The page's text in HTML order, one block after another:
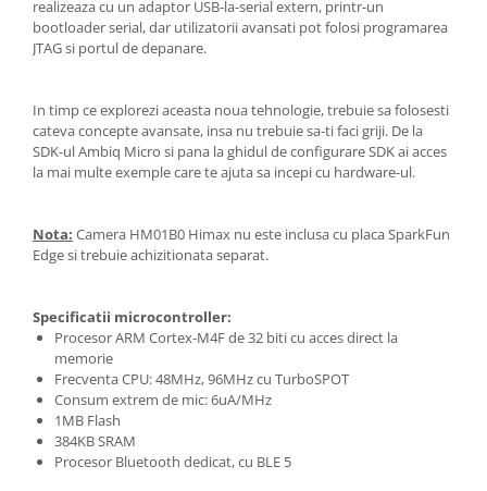
Puzzle mecanic Ugears
Organizator de chei Wunderkey
Qbrix
Puzzle lemn Cluebox
Jocuri de societate
3D Printer & CNC
Altele
Driver
Altele
Servo
Stepper
realizeaza cu un adaptor USB-la-serial extern, printr-un
bootloader serial, dar utilizatorii avansati pot folosi programarea
JTAG si portul de depanare.
In timp ce explorezi aceasta noua tehnologie, trebuie sa folosesti
cateva concepte avansate, insa nu trebuie sa-ti faci griji. De la
SDK-ul Ambiq Micro si pana la ghidul de configurare SDK ai acces
la mai multe exemple care te ajuta sa incepi cu hardware-ul.
Nota: Camera HM01B0 Himax nu este inclusa cu placa SparkFun
Edge si trebuie achizitionata separat.
Specificatii microcontroller:
Procesor ARM Cortex-M4F de 32 biti cu acces direct la
memorie
Frecventa CPU: 48MHz, 96MHz cu TurboSPOT
Consum extrem de mic: 6uA/MHz
1MB Flash
384KB SRAM
Procesor Bluetooth dedicat, cu BLE 5